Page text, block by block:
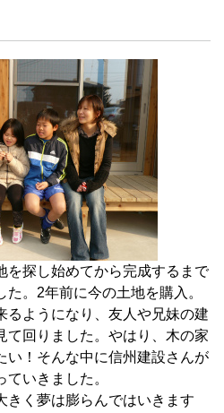
を探し始めてから完成するまで
。2年前に今の土地を購入。
るようになり、友人や兄妹の建
て回りました。やはり、木の家
い！そんな中に信州建設さんが
いきました。
きく夢は膨らんではいきます